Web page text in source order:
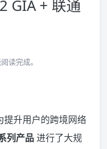
GIA + 联通
读完成。
升用户的跨境网络
列产品进行了大规